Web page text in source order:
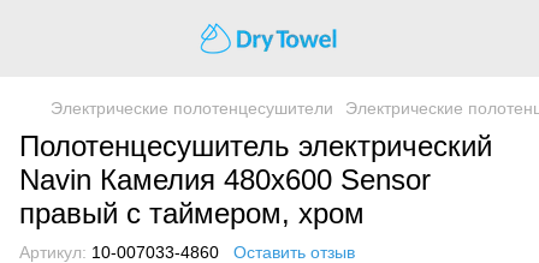
Электрические полотенцесушители Электрические
Полотенцесушитель электрический
Navin Камелия 480х600 Sensor
правый с таймером, хром
Артикул: 10-007033-4860 Оставить отзыв